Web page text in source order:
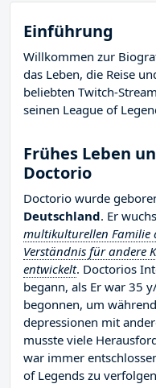
Einführung
Willkommen zur
das Leben, die Reise
beliebten Twitch-
seinen League of
Frühes Leben
Doctorio
Doctorio wurde
Deutschland. Er
multikulturellen
Verständnis für andere
entwickelt. Doctorios
begann, als Er war 35
begonnen, um
depressionen mit
musste viele
war immer
of Legends zu